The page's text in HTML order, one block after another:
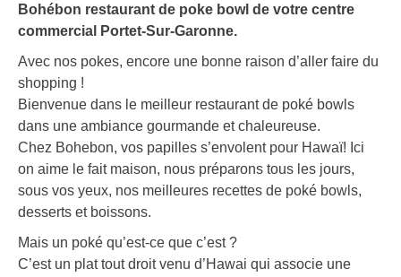
Bohébon restaurant de poke bowl de votre centre
commercial Portet-Sur-Garonne.
Avec nos pokes, encore une bonne raison d’aller faire du
shopping !
Bienvenue dans le meilleur restaurant de poké bowls
dans une ambiance gourmande et chaleureuse.
Chez Bohebon, vos papilles s’envolent pour Hawaï! Ici
on aime le fait maison, nous préparons tous les jours,
sous vos yeux, nos meilleures recettes de poké bowls,
desserts et boissons.
Mais un poké qu’est-ce que c’est ?
C’est un plat tout droit venu d’Hawai qui associe une